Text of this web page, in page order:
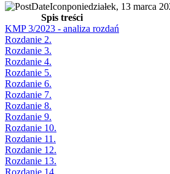
poniedziałek, 13 marca
Spis treści
KMP 3/2023 - analiza rozdań
Rozdanie 2.
Rozdanie 3.
Rozdanie 4.
Rozdanie 5.
Rozdanie 6.
Rozdanie 7.
Rozdanie 8.
Rozdanie 9.
Rozdanie 10.
Rozdanie 11.
Rozdanie 12.
Rozdanie 13.
Rozdanie 14.